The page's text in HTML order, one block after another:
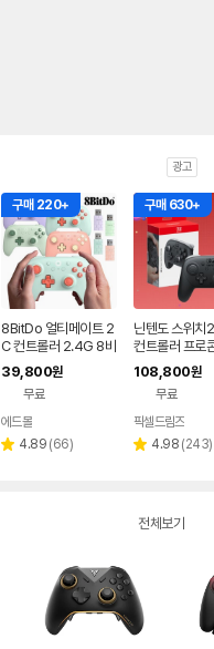
광고
구매 220+
8BitDo 얼티메이트 2
C 컨트롤러 2.4G 8비
토 무선 PC 게임패드
8비트 정발
39,800원
무료
페이
에드몰
별 4.89 리
(66)
구매 630+
닌텐도 스위치
컨트롤러 프로
임패드 정품
108,800원
무료
픽셀드림즈
별 4.98 리
(243)
전체보기